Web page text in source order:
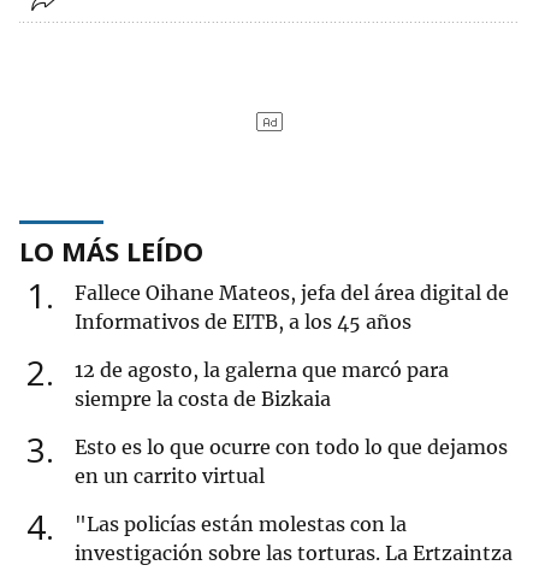
LO MÁS LEÍDO
1
Fallece Oihane Mateos, jefa del área digital de
Informativos de EITB, a los 45 años
2
12 de agosto, la galerna que marcó para
siempre la costa de Bizkaia
3
Esto es lo que ocurre con todo lo que dejamos
en un carrito virtual
4
"Las policías están molestas con la
investigación sobre las torturas. La Ertzaintza